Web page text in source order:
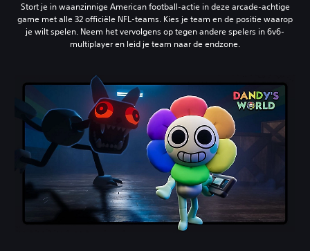
Stort je in waanzinnige American football-actie in deze arcade-achtige
game met alle 32 officiële NFL-teams. Kies je team en de positie waarop
je wilt spelen. Neem het vervolgens op tegen andere spelers in 6v6-
multiplayer en leid je team naar de endzone.